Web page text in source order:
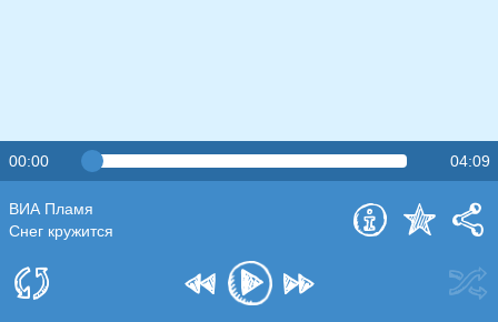
00:00 04:09
ВИА Пламя
Снег кружится